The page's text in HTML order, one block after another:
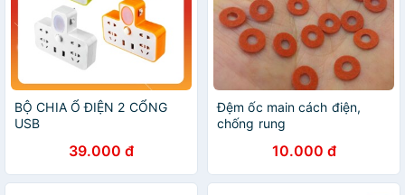
BỘ CHIA Ổ ĐIỆN 2 CỔNG
USB
39.000 đ
Đệm ốc main cách điện,
chống rung
10.000 đ